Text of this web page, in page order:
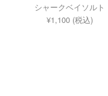
シャークベイソルト
¥1,100 (税込)